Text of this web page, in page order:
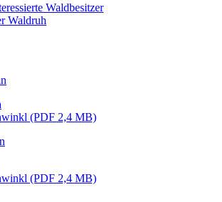
Waldbesitzer
Waldruh
(PDF 2,4 MB)
(PDF 2,4 MB)